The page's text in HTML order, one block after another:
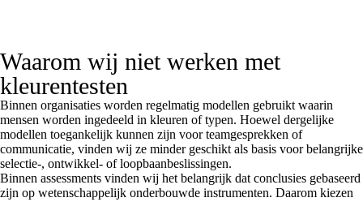
Waarom wij niet werken met
kleurentesten
Binnen organisaties worden regelmatig modellen gebruikt waarin
mensen worden ingedeeld in kleuren of typen. Hoewel dergelijke
modellen toegankelijk kunnen zijn voor teamgesprekken of
communicatie, vinden wij ze minder geschikt als basis voor belangrijke
selectie-, ontwikkel- of loopbaanbeslissingen.
Binnen assessments vinden wij het belangrijk dat conclusies gebaseerd
zijn op wetenschappelijk onderbouwde instrumenten. Daarom kiezen